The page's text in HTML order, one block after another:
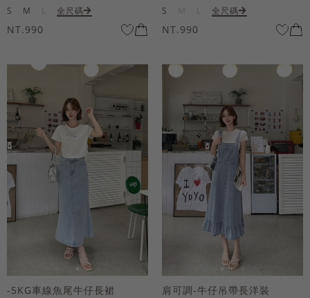
S M 全尺碼
NT.990
S 全尺碼
NT.990
-5KG車線魚尾牛仔長裙 肩可調-牛仔吊帶長洋裝